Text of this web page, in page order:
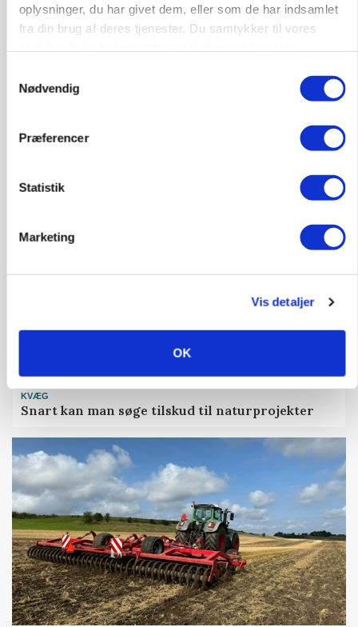
oplysninger, du har givet dem, eller som de har indsamlet
fra din brug af deres tjenester. Du samtykker til vores
Nødvendig
Præferencer
Statistik
Marketing
Vis detaljer
OK
gødskningslov
Annonce
POLITIK
Folketinget behandler ny gødskningslov: Sådan
KVÆG
Snart kan man søge tilskud til naturprojekter